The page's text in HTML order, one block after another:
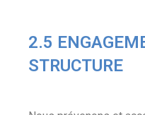
2.5
STRUCTURE